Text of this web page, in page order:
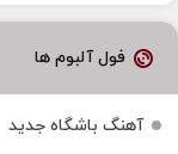
فول آلبوم ها
آهنگ باشگاه جدید